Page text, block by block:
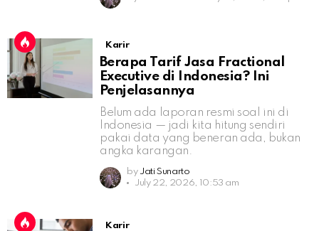
Karir
Berapa Tarif Jasa Fractional
Executive di Indonesia? Ini
Penjelasannya
Belum ada laporan resmi soal ini di
Indonesia — jadi kita hitung sendiri
pakai data yang beneran ada, bukan
angka karangan.
by Jati Sunarto
July 22, 2026, 10:53 am
Karir